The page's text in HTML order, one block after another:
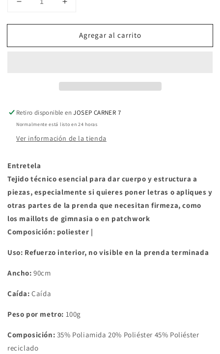
Reducir
para
Dos
Aumentar
para
Entretela
Dos
Agregar al carrito
Retiro disponible enJOSEP CARNER 7
Normalmente está listo en 24 horas
Ver información de la tienda
Entretela
Tejido técnico esencial para dar cuerpo y estructura a
piezas, especialmente si quieres poner letras o apliques y
otras partes de la prenda que necesitan firmeza, como
los maillots de gimnasia o en patchwork
Composición: poliester |
Uso: Refuerzo interior, no visible en la prenda terminada
Ancho: 90cm
Caída: Caída
Peso por metro: 100g
Composición: 35% Poliamida 20% Poliéster 45% Poliéster
reciclado